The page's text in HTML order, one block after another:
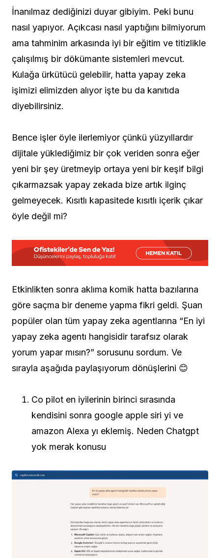
İnanılmaz dediğinizi duyar gibiyim. Peki bunu
nasıl yapıyor. Açıkcası nasıl yaptığını bilmiyorum
ama tahminim arkasında iyi bir eğitim ve titizlikle
çalışılmış bir dökümante sistemleri mevcut.
Kulağa ürkütücü gelebilir, hatta yapay zeka
işimizi elimizden alıyor işte bu da kanıtıda
diyebilirsiniz.
Bence işler öyle ilerlemiyor çünkü yüzyıllardır
dijitale yüklediğimiz bir çok veriden sonra eğer
yeni bir şey üretmeyip ortaya yeni bir keşif bilgi
çıkarmazsak yapay zekada bize artık ilginç
gelmeyecek. Kısıtlı kapasitede kısıtlı içerik çıkar
öyle değil mi?
Etkinlikten sonra aklıma komik hatta bazılarına
göre saçma bir deneme yapma fikri geldi. Şuan
popüler olan tüm yapay zeka agentlarına “En iyi
yapay zeka agentı hangisidir tarafsız olarak
yorum yapar mısın?” sorusunu sordum. Ve
sırayla aşağıda paylaşıyorum dönüşlerini 😊
Co pilot en iyilerinin birinci sırasında
kendisini sonra google apple siri yi ve
amazon Alexa yı eklemiş. Neden Chatgpt
yok merak konusu